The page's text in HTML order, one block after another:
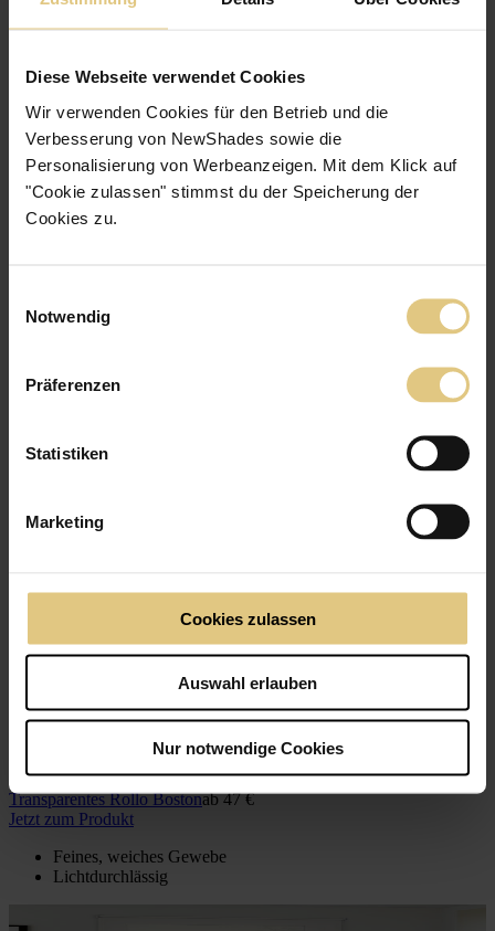
Diese Webseite verwendet Cookies
Wir verwenden Cookies für den Betrieb und die
Verbesserung von NewShades sowie die
Personalisierung von Werbeanzeigen. Mit dem Klick auf
"Cookie zulassen" stimmst du der Speicherung der
Cookies zu.
Notwendig
Präferenzen
Statistiken
Marketing
Cookies zulassen
Auswahl erlauben
Nur notwendige Cookies
TOP · Hitzeschutz
Verdunkelungs­rollo Javaab 47 €
Jetzt zum Produkt
Verdunkelungsstoff mit schöner Haptik
Verdunkelnd - lässt kein Licht durch
TOP · Transparent
Transparentes Rollo Bostonab 47 €
Jetzt zum Produkt
Feines, weiches Gewebe
Lichtdurchlässig